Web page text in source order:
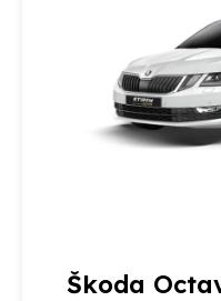
Škoda